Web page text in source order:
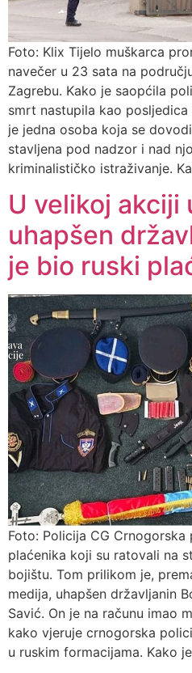
Foto: Klix Tijelo muškarca
navečer u 23 sata na
Zagrebu. Kako je saopćila
smrt nastupila kao
je jedna osoba koja se
stavljena pod nadzor i nad
kriminalističko istraživanje.
U velikoj akciji
uhapšen
je bio ruski
Foto: Policija CG
plaćenika koji su ratovali na
bojištu. Tom prilikom je,
medija, uhapšen državljanin
Savić. On je na računu imao
kako vjeruje crnogorska
u ruskim formacijama. Kako